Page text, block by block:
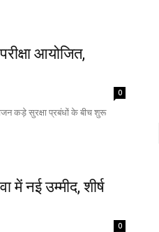
आयोजित,
0
कड़े सुरक्षा प्रबंधों के बीच शुरू
में नई उम्मीद, शीर्ष
0